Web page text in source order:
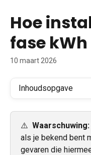
Hoe
fase
10 maart 2026
Inhoudsopgave
⚠️ Waarschuwing:
als je bekend bent
gevaren die